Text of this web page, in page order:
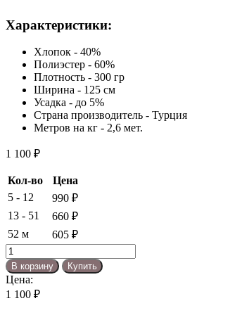
Характеристики:
Хлопок - 40%
Полиэстер - 60%
Плотность - 300 гр
Ширина - 125 см
Усадка - до 5%
Cтрана производитель - Турция
Метров на кг - 2,6 мет.
1 100 ₽
Кол-во
Цена
5 - 12
990 ₽
13 - 51
660 ₽
52 м
605 ₽
Количество
товара
Вязаный
трикотаж
Сетка
В корзину Купить
Цена:
1 100 ₽